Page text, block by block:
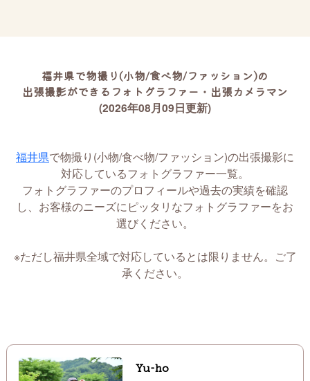
福井県で物撮り(小物/食べ物/ファッション)の
出張撮影ができるフォトグラファー・出張カメラマン
(2026年08月09日更新)
福井県で物撮り(小物/食べ物/ファッション)の出張撮影に
対応しているフォトグラファー一覧。
フォトグラファーのプロフィールや過去の実績を確認
し、お客様のニーズにピッタリなフォトグラファーをお
選びください。
※ただし福井県全域で対応しているとは限りません。ご了
承ください。
Yu-ho